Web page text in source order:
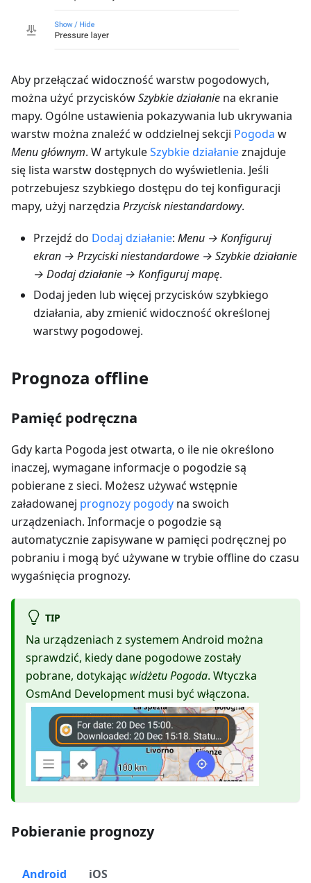
Aby przełączać widoczność warstw pogodowych,
można użyć przyciskówSzybkie działanie na ekranie
mapy. Ogólne ustawienia pokazywania lub ukrywania
warstw można znaleźć w oddzielnej sekcji Pogoda w
Menu głównym. W artykuleSzybkie działanieznajduje
się lista warstw dostępnych do wyświetlenia. Jeśli
potrzebujesz szybkiego dostępu do tej konfiguracji
mapy, użyj narzędzia Przycisk niestandardowy.
Przejdź do Dodaj działanie: Menu → Konfiguruj
ekran → Przyciski niestandardowe → Szybkie działanie
→ Dodaj działanie → Konfiguruj mapę.
Dodaj jeden lub więcej przycisków szybkiego
działania, aby zmienić widoczność określonej
warstwy pogodowej.
Prognoza offline
Pamięć podręczna
Gdy karta Pogoda jest otwarta, o ile nie określono
inaczej, wymagane informacje o pogodzie są
pobierane z sieci. Możesz używać wstępnie
załadowanej prognozy pogody na swoich
urządzeniach. Informacje o pogodzie są
automatycznie zapisywane w pamięci podręcznej po
pobraniu i mogą być używane w trybie offline do czasu
wygaśnięcia prognozy.
TIP
Na urządzeniach z systemem Android można
sprawdzić, kiedy dane pogodowe zostały
pobrane, dotykając widżetu Pogoda. Wtyczka
OsmAnd Development musi być włączona.
Pobieranie prognozy
Android iOS